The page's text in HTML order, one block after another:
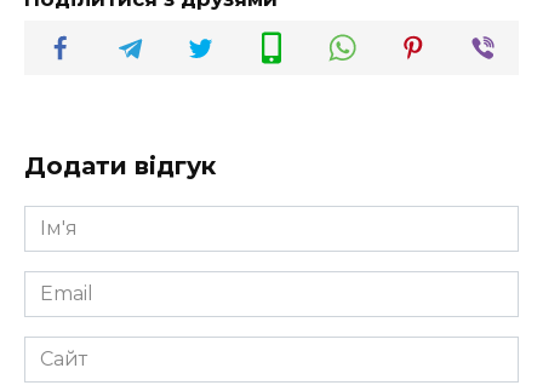
Додати відгук
Ім'я
*
Email
*
Сайт